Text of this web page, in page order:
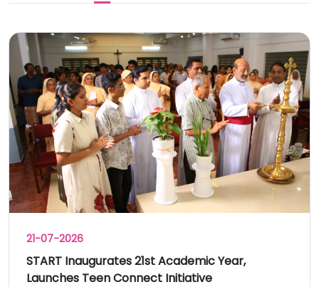
21-07-2026
START Inaugurates 21st Academic Year,
Launches Teen Connect Initiative